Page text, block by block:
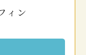
ィン